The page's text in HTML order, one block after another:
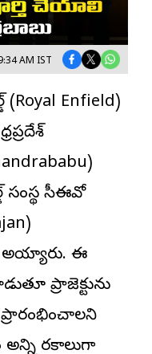
AM IST
Enfield)
సంస్థ సీఈవో
ఈ
ప్రాజెక్టును
ప్రారంభించాలని
అన్ని రకాలుగా